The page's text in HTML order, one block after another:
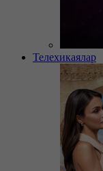
Телехикаялар